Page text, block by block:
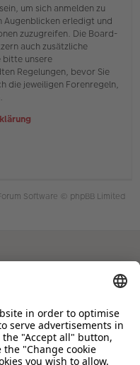
um sich anmelden zu
Augenblicken erledigt und
zuzugreifen. Die Board-
auch zusätzliche
bitte unsere
Regelungen, bevor Sie
die jeweiligen Forenregeln,
Software © phpBB Limited